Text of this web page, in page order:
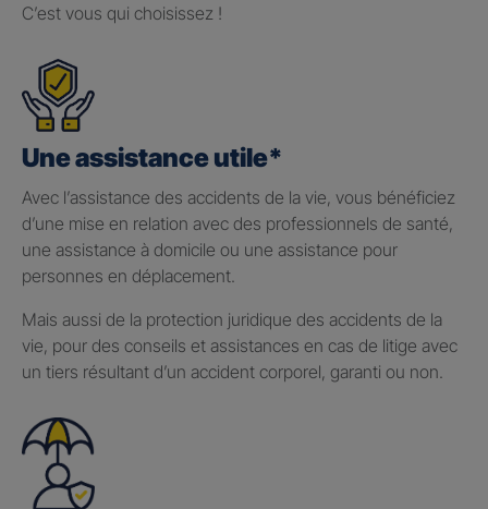
C’est vous qui choisissez !
Une assistance utile*
Avec l’assistance des accidents de la vie, vous bénéficiez
d’une mise en relation avec des professionnels de santé,
une assistance à domicile ou une assistance pour
personnes en déplacement.
Mais aussi de la protection juridique des accidents de la
vie, pour des conseils et assistances en cas de litige avec
un tiers résultant d’un accident corporel, garanti ou non.